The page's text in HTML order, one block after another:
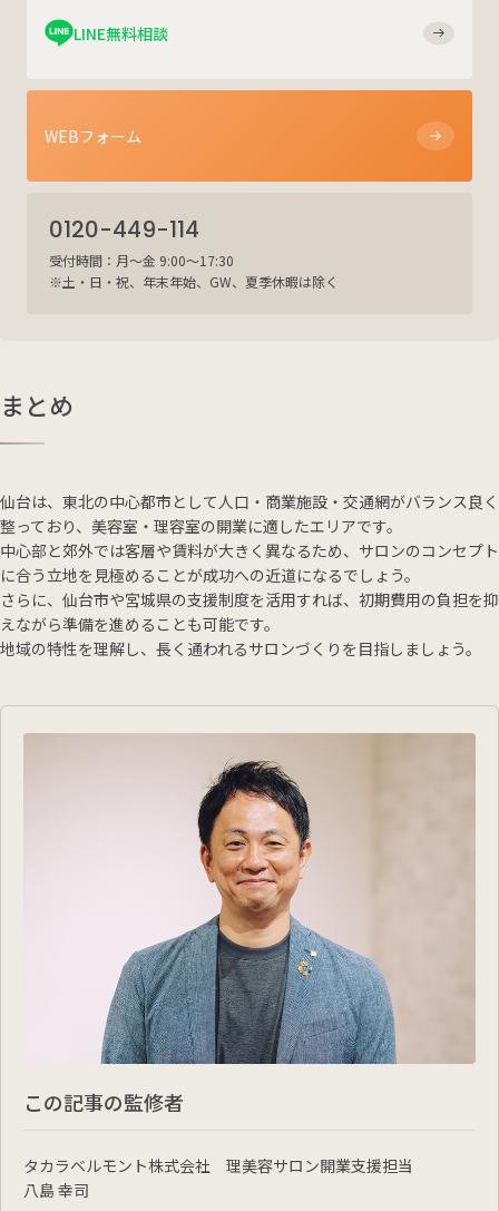
LINE無料相談
WEBフォーム
0120-449-114
受付時間：月～金 9:00～17:30
※土・日・祝、年末年始、GW、夏季休暇は除く
まとめ
仙台は、東北の中心都市として人口・商業施設・交通網がバランス良く
整っており、美容室・理容室の開業に適したエリアです。
中心部と郊外では客層や賃料が大きく異なるため、サロンのコンセプト
に合う立地を見極めることが成功への近道になるでしょう。
さらに、仙台市や宮城県の支援制度を活用すれば、初期費用の負担を抑
えながら準備を進めることも可能です。
地域の特性を理解し、長く通われるサロンづくりを目指しましょう。
この記事の監修者
タカラベルモント株式会社 理美容サロン開業支援担当
八島 幸司